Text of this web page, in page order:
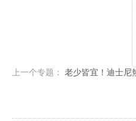
上一个专题： 老少皆宜！迪士尼